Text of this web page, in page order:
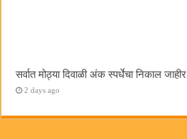
सर्वात मोठ्या दिवाळी अंक स्पर्धेचा निकाल जाहीर
2 days ago